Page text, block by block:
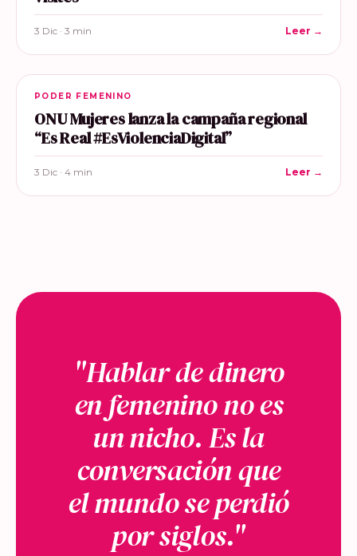
3 Dic · 3 min Leer →
PODER FEMENINO
ONU Mujeres lanza la campaña regional
“Es Real #EsViolenciaDigital”
3 Dic · 4 min Leer →
"Hablar de dinero
en femenino no es
un nicho. Es la
conversación que
el mundo se perdió
por siglos."